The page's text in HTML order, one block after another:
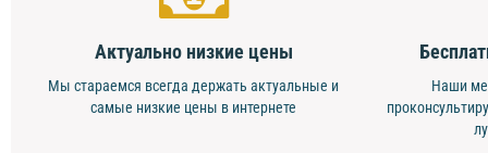
Актуально низкие цены
Мы стараемся всегда держать актуальные и
самые низкие цены в интернете
Наши